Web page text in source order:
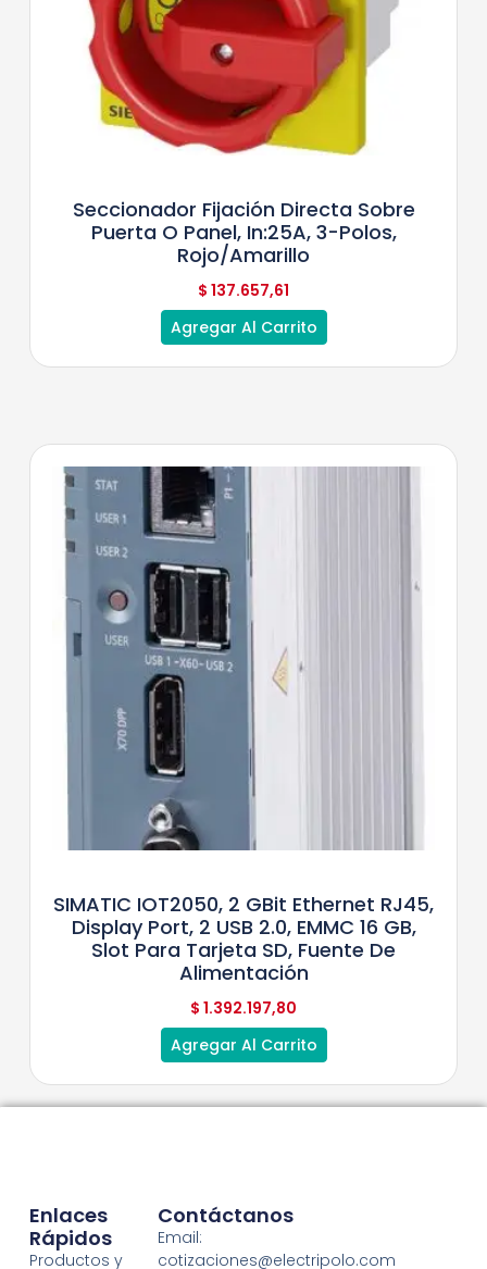
Seccionador Fijación Directa Sobre
Puerta O Panel, In:25A, 3-Polos,
Rojo/Amarillo
$ 137.657,61
Agregar Al Carrito
SIMATIC IOT2050, 2 GBit Ethernet RJ45,
Display Port, 2 USB 2.0, EMMC 16 GB,
Slot Para Tarjeta SD, Fuente De
Alimentación
$ 1.392.197,80
Agregar Al Carrito
Enlaces
Rápidos
Productos y
Contáctanos
Email:
cotizaciones@electripolo.com